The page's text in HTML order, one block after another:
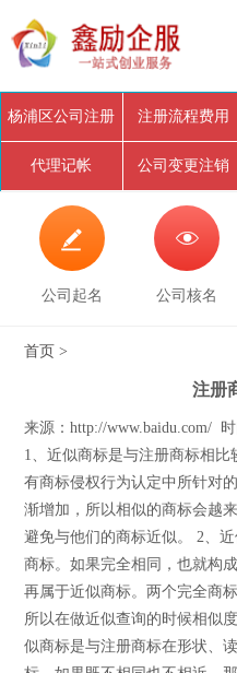
杨浦区公司注册 注册流程费用
代理记帐 公司变更注销

公司起名

公司核名
首页 >
注册
来源：http://www.baidu.com/
1、近似商标是与注册商标相
有商标侵权行为认定中所针对
渐增加，所以相似的商标会越
避免与他们的商标近似。 2、
商标。如果完全相同，也就构
再属于近似商标。两个完全商
所以在做近似查询的时候相似
似商标是与注册商标在形状、